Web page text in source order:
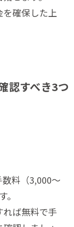
確保した上
認すべき3つ
料（3,000〜
ば無料で手